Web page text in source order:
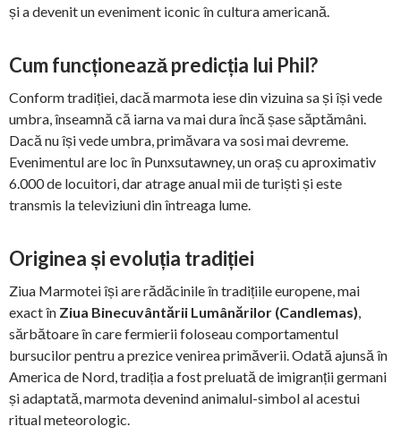
și a devenit un eveniment iconic în cultura americană.
Cum funcționează predicția lui Phil?
Conform tradiției, dacă marmota iese din vizuina sa și își vede
umbra, înseamnă că iarna va mai dura încă șase săptămâni.
Dacă nu își vede umbra, primăvara va sosi mai devreme.
Evenimentul are loc în Punxsutawney, un oraș cu aproximativ
6.000 de locuitori, dar atrage anual mii de turiști și este
transmis la televiziuni din întreaga lume.
Originea și evoluția tradiției
Ziua Marmotei își are rădăcinile în tradițiile europene, mai
exact în Ziua Binecuvântării Lumânărilor (Candlemas),
sărbătoare în care fermierii foloseau comportamentul
bursucilor pentru a prezice venirea primăverii. Odată ajunsă în
America de Nord, tradiția a fost preluată de imigranții germani
și adaptată, marmota devenind animalul-simbol al acestui
ritual meteorologic.